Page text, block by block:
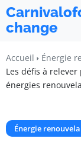
change
Accueil
Énergie
Les défis à
énergies
Énergie